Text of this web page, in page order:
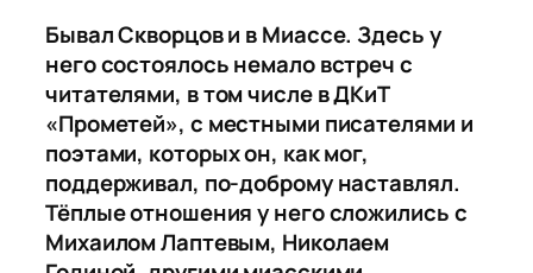
Бывал Скворцов и в Миассе. Здесь у
него состоялось немало встреч с
читателями, в том числе в ДКиТ
«Прометей», с местными писателями и
поэтами, которых он, как мог,
поддерживал, по-доброму наставлял.
Тёплые отношения у него сложились с
Михаилом Лаптевым, Николаем